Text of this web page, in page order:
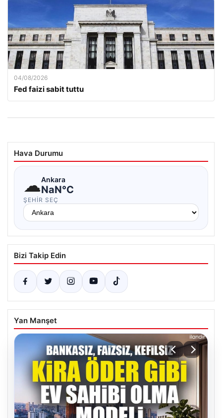
04/08/2026
Fed faizi sabit tuttu
Hava Durumu
☁Ankara
NaN°C
ŞEHIR SEÇ
Bizi Takip Edin
Yan Manşet